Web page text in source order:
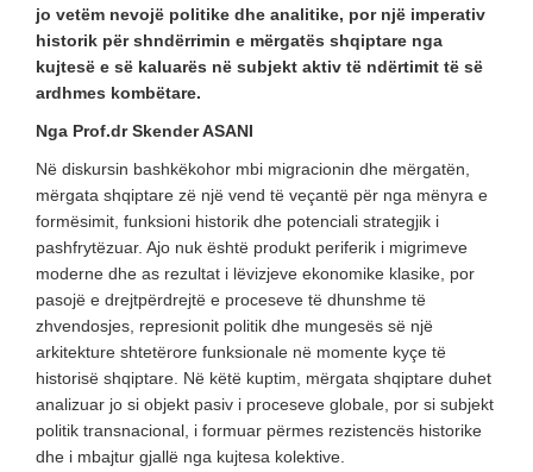
jo vetëm nevojë politike dhe analitike, por një imperativ
historik për shndërrimin e mërgatës shqiptare nga
kujtesë e së kaluarës në subjekt aktiv të ndërtimit të së
ardhmes kombëtare.
Nga Prof.dr Skender ASANI
Në diskursin bashkëkohor mbi migracionin dhe mërgatën,
mërgata shqiptare zë një vend të veçantë për nga mënyra e
formësimit, funksioni historik dhe potenciali strategjik i
pashfrytëzuar. Ajo nuk është produkt periferik i migrimeve
moderne dhe as rezultat i lëvizjeve ekonomike klasike, por
pasojë e drejtpërdrejtë e proceseve të dhunshme të
zhvendosjes, represionit politik dhe mungesës së një
arkitekture shtetërore funksionale në momente kyçe të
historisë shqiptare. Në këtë kuptim, mërgata shqiptare duhet
analizuar jo si objekt pasiv i proceseve globale, por si subjekt
politik transnacional, i formuar përmes rezistencës historike
dhe i mbajtur gjallë nga kujtesa kolektive.